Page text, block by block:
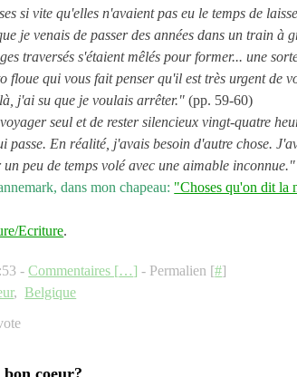
si vite qu'elles n'avaient pas eu le temps de
je venais de passer des années dans un train à
traversés s'étaient mêlés pour former... une
floue qui vous fait penser qu'il est très urgent de
j'ai su que je voulais arrêter."(pp. 59-60)
seul et de rester silencieux vingt-quatre
passe. En réalité, j'avais besoin d'autre chose.
peu de temps volé avec une aimable inconnue."
dans mon chapeau: "Choses qu'on dit la
Ecriture.
-Commentaires […] - Permalien [#]
,Belgique
coeur?